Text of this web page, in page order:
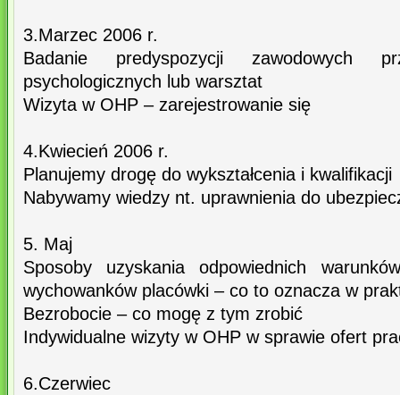
3.Marzec 2006 r.
Badanie predyspozycji zawodowych
psychologicznych lub warsztat
Wizyta w OHP – zarejestrowanie się
4.Kwiecień 2006 r.
Planujemy drogę do wykształcenia i kwalifikacji
Nabywamy wiedzy nt. uprawnienia do
5. Maj
Sposoby uzyskania odpowiednich
wychowanków placówki – co to oznacza w
Bezrobocie – co mogę z tym zrobić
Indywidualne wizyty w OHP w sprawie ofert
6.Czerwiec